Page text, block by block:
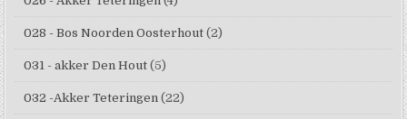
028 - Bos Noorden Oosterhout (2)
031 - akker Den Hout (5)
032 -Akker Teteringen (22)